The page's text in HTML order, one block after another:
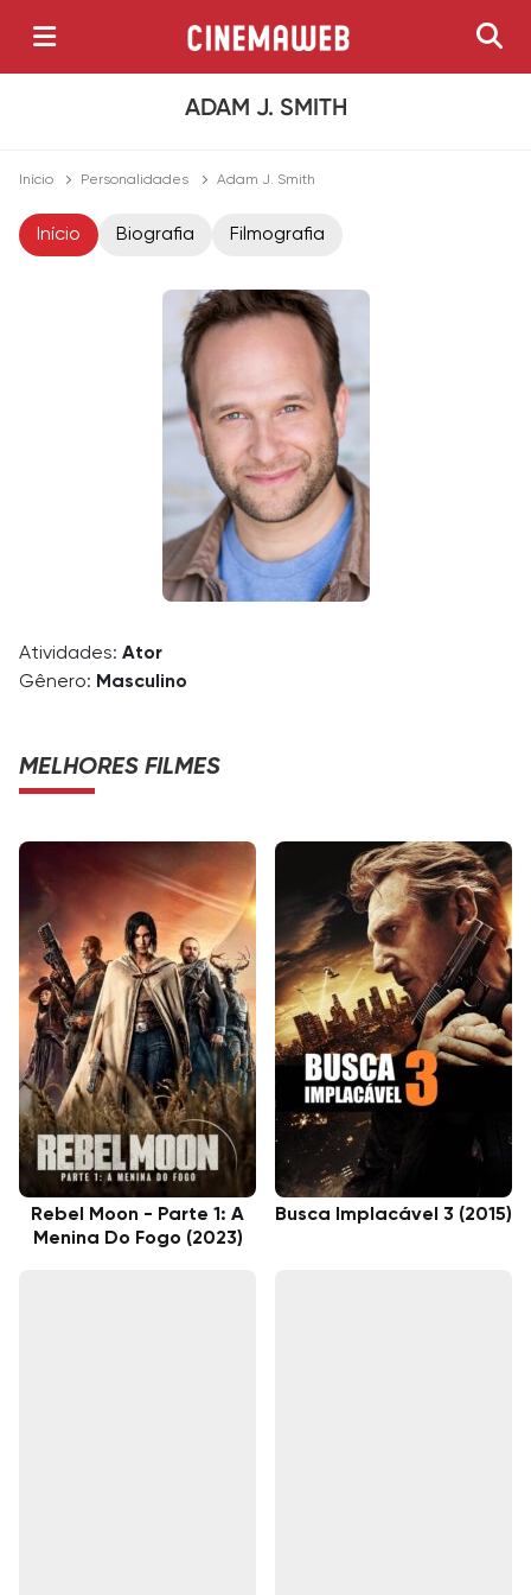
ADAM J. SMITH
Início Personalidades Adam J. Smith
Início Biografia Filmografia
Atividades: Ator
Gênero: Masculino
MELHORES FILMES
Rebel Moon - Parte 1: A
Menina Do Fogo (2023)
Busca Implacável 3 (2015)